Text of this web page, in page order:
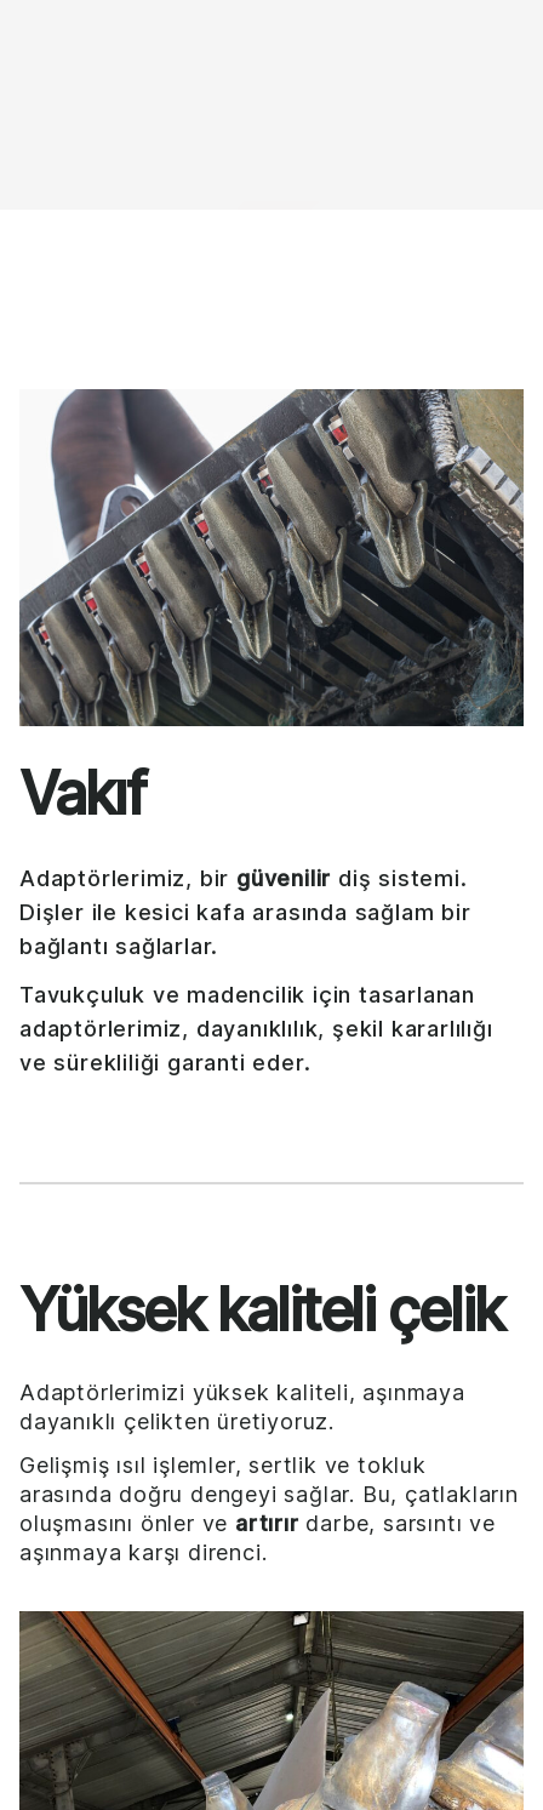
Vakıf
Adaptörlerimiz, bir güvenilir diş sistemi.
Dişler ile kesici kafa arasında sağlam bir
bağlantı sağlarlar.
Tavukçuluk ve madencilik için tasarlanan
adaptörlerimiz, dayanıklılık, şekil kararlılığı
ve sürekliliği garanti eder.
Yüksek kaliteli çelik
Adaptörlerimizi yüksek kaliteli, aşınmaya
dayanıklı çelikten üretiyoruz.
Gelişmiş ısıl işlemler, sertlik ve tokluk
arasında doğru dengeyi sağlar. Bu, çatlakların
oluşmasını önler ve artırır darbe, sarsıntı ve
aşınmaya karşı direnci.